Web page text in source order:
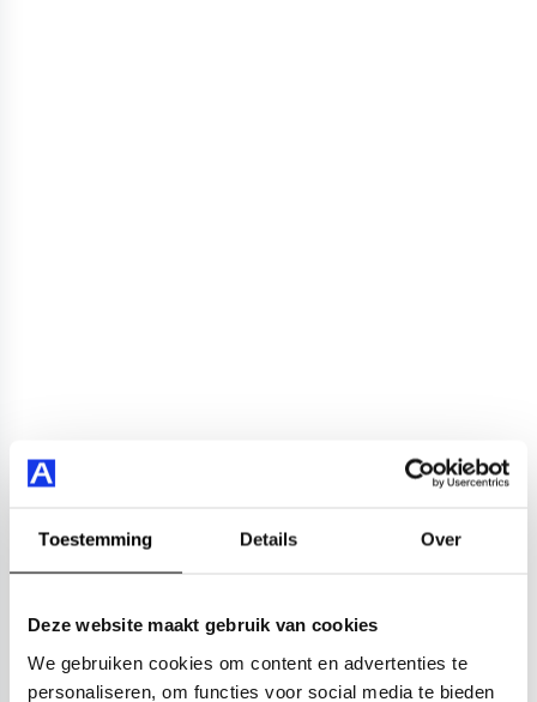
Toestemming Details Over
Deze website maakt gebruik van cookies
We gebruiken cookies om content en advertenties te
personaliseren, om functies voor social media te bieden